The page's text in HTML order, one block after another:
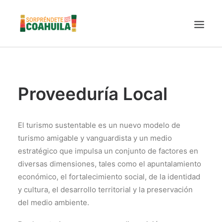
TIERRA DE DINOSAURIOS
VINOS
CENTRO DE CONVENCIONES TORREÓN
TURISMO SUSTENTABLE
VIDEOS PROMOCIONALES
LINEAMIENTOS COVID19
Proveeduría Local
El turismo sustentable es un nuevo modelo de
turismo amigable y vanguardista y un medio
estratégico que impulsa un conjunto de factores en
diversas dimensiones, tales como el apuntalamiento
económico, el fortalecimiento social, de la identidad
y cultura, el desarrollo territorial y la preservación
del medio ambiente.